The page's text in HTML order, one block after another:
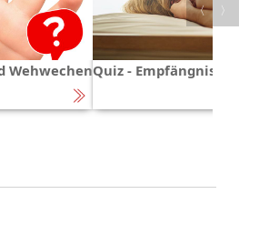
WehwechenQuiz - Empfängnisverhütung
〈 〉